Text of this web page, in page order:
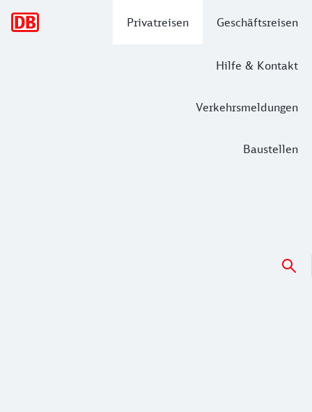
Privatreisen Geschäftsreisen
Hilfe & Kontakt
Verkehrsmeldungen
Baustellen